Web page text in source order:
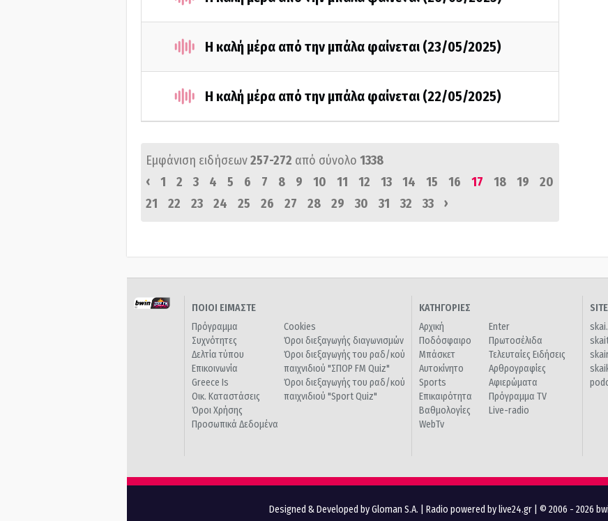
Η καλή μέρα από την μπάλα φαίνεται (23/05/2025)
Η καλή μέρα από την μπάλα φαίνεται (22/05/2025)
Εμφάνιση ειδήσεων257-272 από σύνολο 1338
‹
1 2 3 4 5 6 7 8 9 10 11 12 13 14 15 16 17 18 19
20
21
22 23 24 25 26 27 28 29 30 31 32 33 ›
ΠΟΙΟΙ ΕΙΜΑΣΤΕ
Πρόγραμμα
Συχνότητες
Δελτία τύπου
Επικοινωνία
Greece Is
Οικ. Καταστάσεις
Όροι Χρήσης
Προσωπικά Δεδομένα
Cookies
Όροι διεξαγωγής διαγωνισμών
Όροι διεξαγωγής του ραδ/κού
παιχνιδιού "ΣΠΟΡ FM Quiz"
Όροι διεξαγωγής του ραδ/κού
παιχνιδιού "Sport Quiz"
ΚΑΤΗΓΟΡΙΕΣ
Αρχική
Ποδόσφαιρο
Μπάσκετ
Αυτοκίνητο
Sports
Επικαιρότητα
Βαθμολογίες
WebTv
Enter
Πρωτοσέλιδα
Τελευταίες Ειδήσεις
Αρθρογραφίες
Αφιερώματα
Πρόγραμμα TV
Live-radio
Designed & Developed by Gloman S.A. Radio powered by live24.gr | © 2006 - 2026